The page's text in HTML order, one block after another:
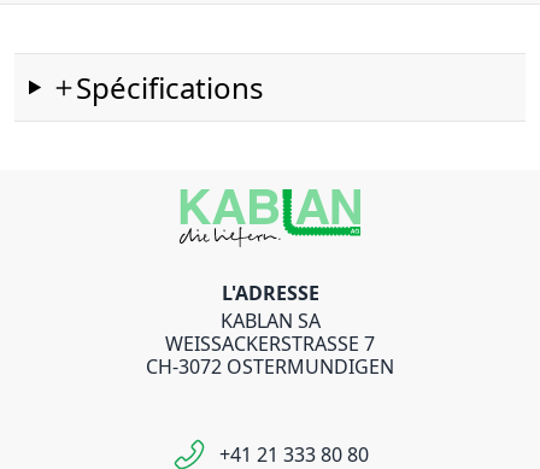
Spécifications
L'ADRESSE
KABLAN SA
WEISSACKERSTRASSE 7
CH-3072 OSTERMUNDIGEN
+41 21 333 80 80